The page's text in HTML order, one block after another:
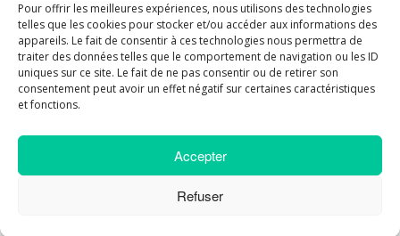
Pour offrir les meilleures expériences, nous utilisons des technologies
telles que les cookies pour stocker et/ou accéder aux informations des
appareils. Le fait de consentir à ces technologies nous permettra de
traiter des données telles que le comportement de navigation ou les ID
uniques sur ce site. Le fait de ne pas consentir ou de retirer son
consentement peut avoir un effet négatif sur certaines caractéristiques
et fonctions.
Accepter
Refuser
À propos
Questions fréquentes (FAQ)
Mission et pédagogie
©2018-2023 Université de Paix |
Web par UPSOURCE